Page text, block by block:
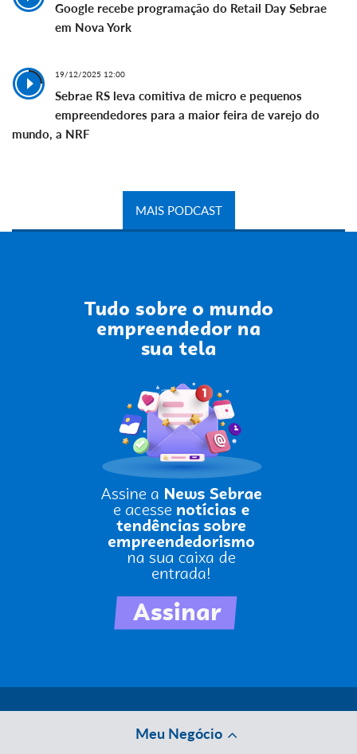
Google recebe programação do Retail Day Sebrae
em Nova York
19/12/2025 12:00
Sebrae RS leva comitiva de micro e pequenos
empreendedores para a maior feira de varejo do
mundo, a NRF
MAIS PODCAST
Meu Negócio